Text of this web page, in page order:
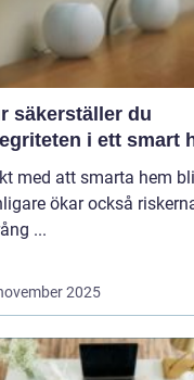
säkerställer du
i ett smart
med att smarta hem
ökar också
...
2025